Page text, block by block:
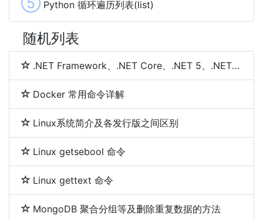
⑤ Python 循环遍历列表(list)
随机列表
.NET Framework、.NET Core、.NET 5、.NET 6和.NET 7 简介及区别
Docker 常用命令详解
Linux系统简介及各发行版之间区别
Linux getsebool 命令
Linux gettext 命令
MongoDB 聚合分组等及删除重复数据的方法